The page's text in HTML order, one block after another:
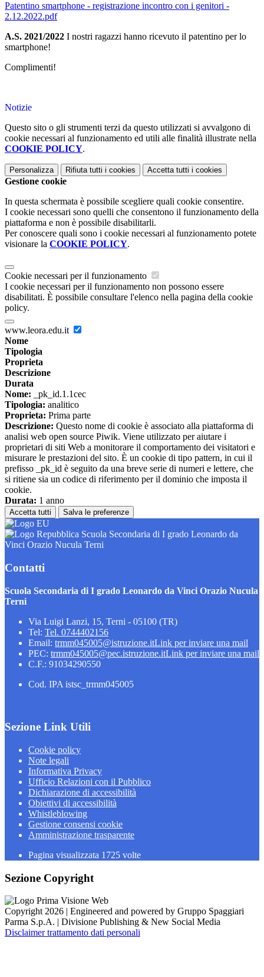
Patentino smartphone - registrazione incontro con i genitori -
2.12.2022.pdf
A.S. 2021/2022 I nostri ragazzi hanno ricevuto il patentino per lo
smartphone!
Complimenti!
Notizie
Questo sito o gli strumenti terzi da questo utilizzati si avvalgono di
cookie necessari al funzionamento ed utili alle finalità illustrate nella
COOKIE POLICY.
Personalizza Rifiuta tutti i cookies Accetta tutti i cookies
Gestione cookie
In questa schermata è possibile scegliere quali cookie consentire.
I cookie necessari sono quelli che consentono il funzionamento della
piattaforma e non è possibile disabilitarli.
Per conoscere quali sono i cookie necessari al funzionamento potete
visionare la COOKIE POLICY.
Cookie necessari per il funzionamento
I cookie necessari per il funzionamento non possono essere
disabilitati. È possibile consultare l'elenco nella pagina della cookie
policy.
www.leora.edu.it
Nome
Tipologia
Proprieta
Descrizione
Durata
Nome: _pk_id.1.1cec
Tipologia: analitico
Proprieta: Prima parte
Descrizione: Questo nome di cookie è associato alla piattaforma di
analisi web open source Piwik. Viene utilizzato per aiutare i
proprietari di siti Web a monitorare il comportamento dei visitatori e
misurare le prestazioni del sito. È un cookie di tipo pattern, in cui il
prefisso _pk_id è seguito da una breve serie di numeri e lettere, che
si ritiene sia un codice di riferimento per il dominio che imposta il
cookie.
Durata: 1 anno
Accetta tutti Salva le preferenze
Scuola Secondaria di I grado Leonardo da
Vinci Orazio Nucula Terni
Contatti
Scuola Secondaria di I grado Leonardo da Vinci Orazio Nucula
Terni
Via Luigi Lanzi, 15, Terni - 05100 (TR)
Tel: Tel. 0744402156
Email: trmm045005@istruzione.itLink per inviare una mail
PEC: trmm045005@pec.istruzione.itLink per inviare una mail
C.F.: 91034290550
Cod. IPA istsc_trmm045005
Sezione Link Utili
Cookie policy
Note legali
Informativa Privacy
Ufficio Relazioni con il Pubblico
Dichiarazione di accessibilità
Obiettivi di accessibilità
Whistleblowing
Gestione consensi cookie
Amministrazione trasparente
Pagina visualizzata 1725 volte
Sezione Copyright
Copyright 2026 | Engineered and powered by Gruppo Spaggiari
Parma S.p.A. | Divisione Publishing & New Social Media
Disclaimer trattamento dati personali